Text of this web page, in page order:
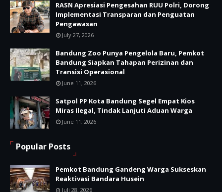
RASN Apresiasi Pengesahan RUU Polri, Dorong
Implementasi Transparan dan Penguatan
Pengawasan
July 27, 2026
Bandung Zoo Punya Pengelola Baru, Pemkot
Bandung Siapkan Tahapan Perizinan dan
Transisi Operasional
June 11, 2026
Satpol PP Kota Bandung Segel Empat Kios
Miras Ilegal, Tindak Lanjuti Aduan Warga
June 11, 2026
Popular Posts
Pemkot Bandung Gandeng Warga Sukseskan
Reaktivasi Bandara Husein
Juli 28, 2026